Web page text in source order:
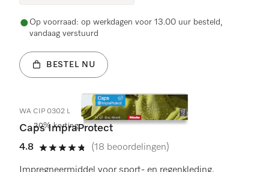
Op voorraad: op werkdagen voor 13.00 uur besteld,
vandaag verstuurd
BESTEL NU
20% korting
WA CIP 0302 L
Caps ImpraProtect
4.8
4.8 sterren op 5
(18 beoordelingen)